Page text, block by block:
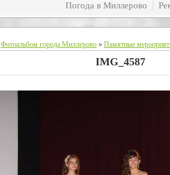
Погода в Миллерово
Фотоальбом города Миллерово » Памятные
IMG_4587